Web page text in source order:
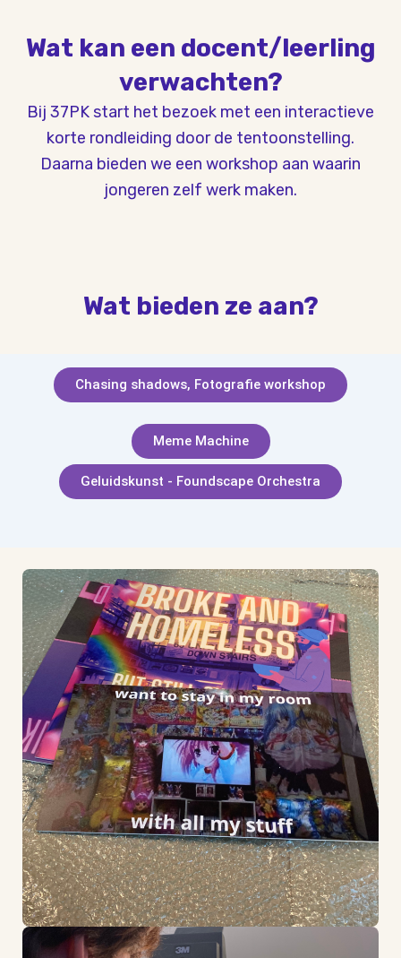
Wat kan een docent/leerling
verwachten?
Bij 37PK start het bezoek met een interactieve
korte rondleiding door de tentoonstelling.
Daarna bieden we een workshop aan waarin
jongeren zelf werk maken.
Wat bieden ze aan?
Chasing shadows, Fotografie workshop
Meme Machine
Geluidskunst - Foundscape Orchestra